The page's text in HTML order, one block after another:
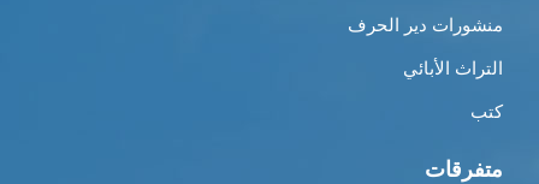
منشورات دير الحرف
التراث الأبائي
كتب
متفرقات